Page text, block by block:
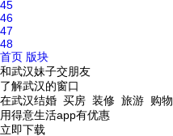
45
46
47
48
首页 版块
和武汉妹子交朋友
了解武汉的窗口
在武汉结婚 买房 装修 旅游 购物
用得意生活app有优惠
立即下载